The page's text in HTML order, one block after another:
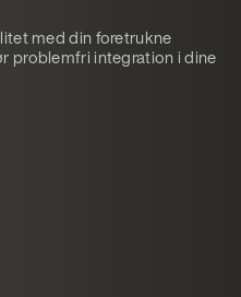
med din foretrukne
problemfri integration i dine